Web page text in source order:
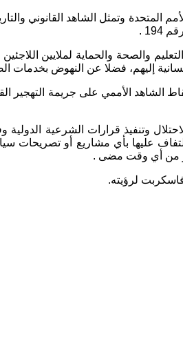
المتحدة وتمثل الشاهد القانوني
194 .
والصحة والحماية لملايين
إليهم، فضلا عن النهوض بخدمات
الشاهد الأممي على جريمة التهجير
الاحتلال وتنفيذ قرارات الشرعية
عليها بأي مشاريع أو
من أي وقت مضى .
لرؤيته.